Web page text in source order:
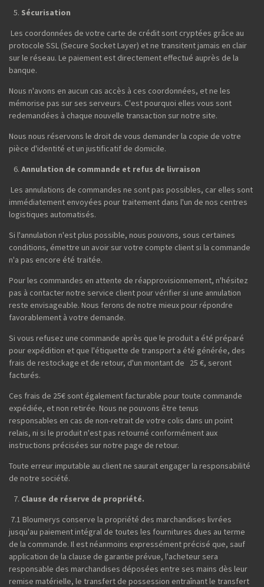
Sécurisation
Les coordonnées de votre carte de crédit sont cryptées grâce au
protocole SSL (Secure Socket Layer) et ne transitent jamais en clair
sur le réseau. Le paiement est directement effectué auprès de la
banque.
Nous n'avons en aucun cas accès à ces coordonnées, et ne les
mémorise pas sur ses serveurs. C'est pourquoi elles vous sont
redemandées à chaque nouvelle transaction sur notre site.
Nous nous réservons le droit de vous demander la copie de votre
pièce d'identité et un justificatif de domicile.
Annulation de commande et refus de livraison
Les annulations de commandes ne sont pas possibles, car elles sont
immédiatement envoyées pour traitement dans l'un de nos centres
logistiques automatisés.
Si l'annulation n'est plus possible, nous pouvons, sous certaines
conditions, émettre un avoir sur votre compte client si la commande
n'a pas encore été traitée.
Pour les commandes en attente de réapprovisionnement, n'hésitez
pas à contacter notre service client pour vérifier si une annulation
reste envisageable. Nous ferons de notre mieux pour répondre
favorablement à votre demande.
Si vous refusez une commande après que le produit a été préparé
pour expédition et que l'étiquette de transport a été générée, des
frais de restockage et de retour, d'un montant de 25 €, seront
facturés.
Ces frais de 25€ sont également facturable pour toute commande
expédiée, et non retirée. Nous ne pouvons être tenus
responsables en cas de non-retrait de votre colis dans un point
relais, ni si le produit n'est pas retourné conformément aux
instructions précisées sur notre page de retour.
Toute erreur imputable au client ne saurait engager la responsabilité
de notre société.
Clause de réserve de propriété.
7.1 Bloumerys conserve la propriété des marchandises livrées
jusqu'au paiement intégral de toutes les fournitures dues au terme
de la commande. Il est néanmoins expressément précisé que, sauf
application de la clause de garantie prévue, l'acheteur sera
responsable des marchandises déposées entre ses mains dès leur
remise matérielle, le transfert de possession entraînant le transfert